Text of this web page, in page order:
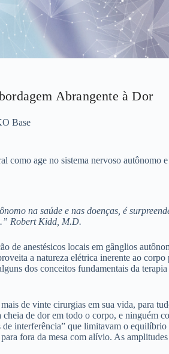
Abrangente à Dor
Base
como age no sistema nervoso autônomo
na saúde e nas doenças, é
Robert Kidd, M.D.
de anestésicos locais em gânglios
a natureza elétrica inerente ao
dos conceitos fundamentais da
de vinte cirurgias em sua vida, para
de dor em todo o corpo, e ninguém
de interferência” que limitavam o
fora da mesa com alívio. As